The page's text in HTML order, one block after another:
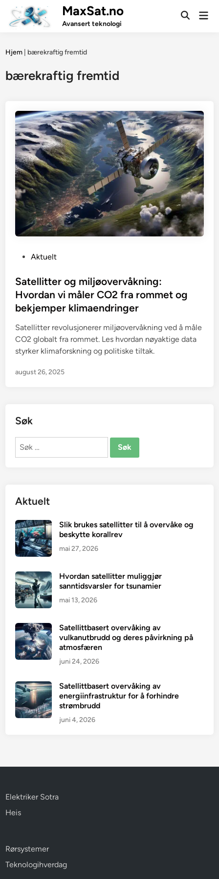
content
MaxSat.no
Avansert teknologi
Open
Hjem bærekraftig fremtid
bærekraftig fremtid
s
t
e
i
n
Aktuelt
Satellitter og miljøovervåkning:
Hvordan vi måler CO2 fra rommet og
bekjemper klimaendringer
Satellitter revolusjonerer miljøovervåkning ved å måle
CO2 globalt fra rommet. Les hvordan nøyaktige data
styrker klimaforskning og politiske tiltak.
august 26, 2025
Søk
Søk
Aktuelt
Slik brukes satellitter til å overvåke og
beskytte korallrev
mai 27, 2026
Hvordan satellitter muliggjør
sanntidsvarsler for tsunamier
mai 13, 2026
Satellittbasert overvåking av
vulkanutbrudd og deres påvirkning på
atmosfæren
juni 24, 2026
Satellittbasert overvåking av
energiinfrastruktur for å forhindre
strømbrudd
juni 4, 2026
Elektriker Sotra
Heis
Rørsystemer
Teknologihverdag